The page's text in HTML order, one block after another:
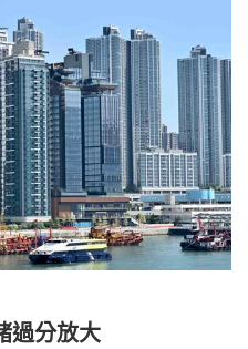
過分放大